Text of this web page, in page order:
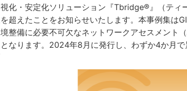
視化・安定化ソリューション『Tbridge®』（テ
を超えたことをお知らせいたします。本事例集は
境整備に必要不可欠なネットワークアセスメント
となります。2024年8月に発行し、わずか4か月